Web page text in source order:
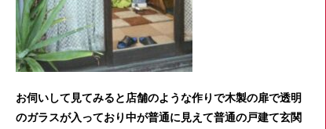
お伺いして見てみると店舗のような作りで木製の扉で透明
のガラスが入っており中が普通に見えて普通の戸建て玄関